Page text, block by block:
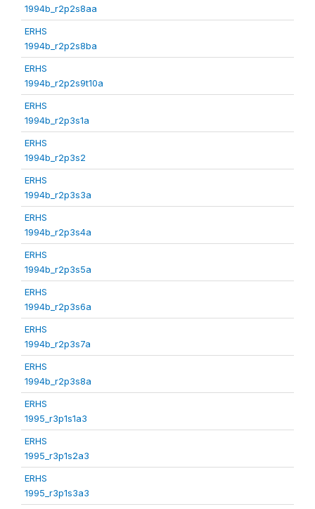
1994b_r2p2s8aa
ERHS
1994b_r2p2s8ba
ERHS
1994b_r2p2s9t10a
ERHS
1994b_r2p3s1a
ERHS
1994b_r2p3s2
ERHS
1994b_r2p3s3a
ERHS
1994b_r2p3s4a
ERHS
1994b_r2p3s5a
ERHS
1994b_r2p3s6a
ERHS
1994b_r2p3s7a
ERHS
1994b_r2p3s8a
ERHS
1995_r3p1s1a3
ERHS
1995_r3p1s2a3
ERHS
1995_r3p1s3a3